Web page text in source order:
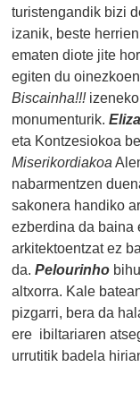
turistengandik bizi
izanik, beste
ematen diote jite
egiten du
Biscainha!!!
monumenturik.
eta Kontzesiokoa
Miserikordiakoa
nabarmentzen
sakonera handiko
ezberdina da baina
arkitektoentzat ez
da.Pelourinho
altxorra. Kale
pizgarri, bera da
ere ibiltariaren
urrutitik badela